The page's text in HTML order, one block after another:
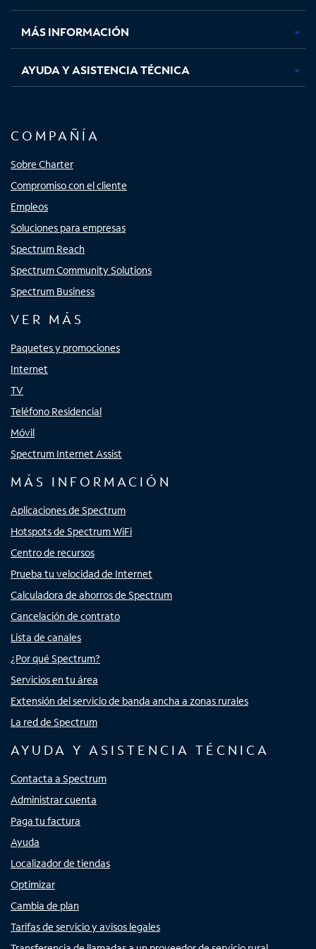
nuevanuevanuevanueva
MÁS INFORMACIÓN
AYUDA Y ASISTENCIA TÉCNICA
COMPAÑÍA
Sobre Charter
Compromiso con el cliente
Empleos
Soluciones para empresas
Spectrum Reach
Spectrum Community Solutions
Spectrum Business
VER MÁS
Paquetes y promociones
Internet
TV
Teléfono Residencial
Móvil
Spectrum Internet Assist
MÁS INFORMACIÓN
Aplicaciones de Spectrum
Hotspots de Spectrum WiFi
Centro de recursos
Prueba tu velocidad de Internet
Calculadora de ahorros de Spectrum
Cancelación de contrato
Lista de canales
¿Por qué Spectrum?
Servicios en tu área
Extensión del servicio de banda ancha a zonas rurales
La red de Spectrum
AYUDA Y ASISTENCIA TÉCNICA
Contacta a Spectrum
Administrar cuenta
Paga tu factura
Ayuda
Localizador de tiendas
Optimizar
Cambia de plan
Tarifas de servicio y avisos legales